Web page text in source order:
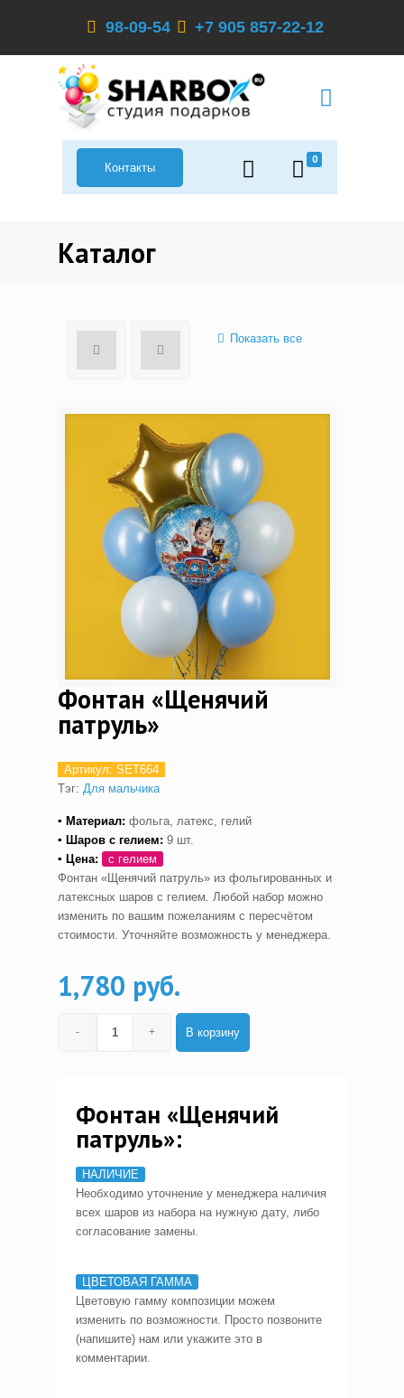
98-09-54 +7 905 857-22-12
0
Контакты
Каталог
Показать все
Фонтан «Щенячий
патруль»
Артикул: SET664
Тэг: Для мальчика
▪ Материал: фольга, латекс, гелий
▪ Шаров с гелием: 9 шт.
▪ Цена:
с гелием
Фонтан «Щенячий патруль» из фольгированных и
латексных шаров с гелием. Любой набор можно
изменить по вашим пожеланиям с пересчётом
стоимости. Уточняйте возможность у менеджера.
1,780 руб.
В корзину
Фонтан «Щенячий
патруль»:
НАЛИЧИЕ
Необходимо уточнение у менеджера наличия
всех шаров из набора на нужную дату, либо
согласование замены.
ЦВЕТОВАЯ ГАММА
Цветовую гамму композиции можем
изменить по возможности. Просто позвоните
(напишите) нам или укажите это в
комментарии.